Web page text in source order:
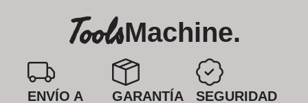
ToolsMachine.
ENVÍO A
GARANTÍA
SEGURIDAD